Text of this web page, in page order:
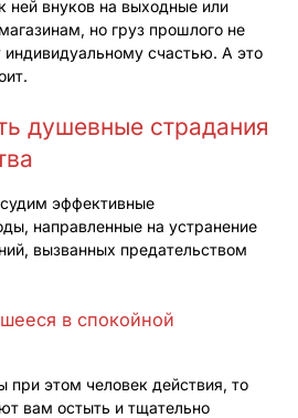
ней внуков на выходные или
но груз прошлого не
счастью. А это
душевные страдания
эффективные
направленные на устранение
вызванных предательством
в спокойной
при этом человек действия, то
вам остыть и тщательно